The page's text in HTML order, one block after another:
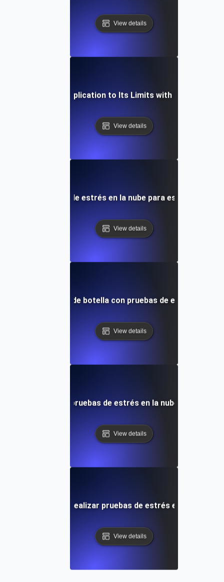
View details
to Push Your Application to Its Limits with Cloud
View details
escalar pruebas de estrés en la nube para escenarios
View details
de cuellos de botella con pruebas de estrés en la
View details
Introducción a las pruebas de estrés en la nube utilizando
View details
Paso a paso para realizar pruebas de estrés en la nube de
View details